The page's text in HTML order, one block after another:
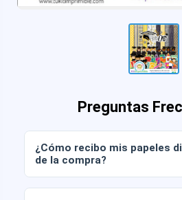
Preguntas
¿Cómo recibo mis papeles
de la compra?